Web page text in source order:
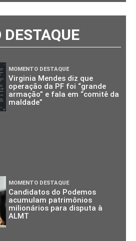
MOMENTO DESTAQUE
Virginia Mendes diz que
operação da PF foi “grande
armação” e fala em “comitê da
maldade”
MOMENTO DESTAQUE
Candidatos do Podemos
acumulam patrimônios
milionários para disputa à
ALMT